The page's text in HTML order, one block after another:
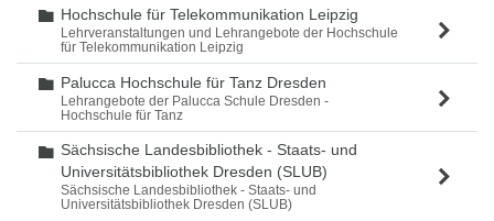
Ordner
Hochschule für Telekommunikation Leipzig
Lehrveranstaltungen und Lehrangebote der Hochschule
für Telekommunikation Leipzig
Ordner
Palucca Hochschule für Tanz Dresden
Lehrangebote der Palucca Schule Dresden -
Hochschule für Tanz
Ordner
Sächsische Landesbibliothek - Staats- und
Universitätsbibliothek Dresden (SLUB)
Sächsische Landesbibliothek - Staats- und
Universitätsbibliothek Dresden (SLUB)